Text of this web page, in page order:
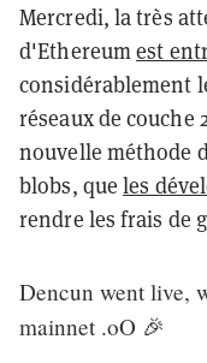
Mercredi, la très
d'Ethereumest
considérablement
réseaux de couche
nouvelle méthode
blobs, queles
rendre les frais de
Dencun went live,
mainnet .oO 🎉